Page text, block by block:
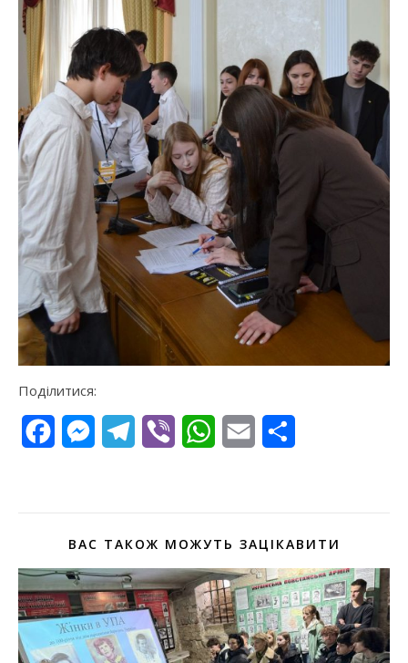
Поділитися:
FacebookMessengerTelegram
Viber WhatsApp
Email
ВАС ТАКОЖ МОЖУТЬ ЗАЦІКАВИТИ